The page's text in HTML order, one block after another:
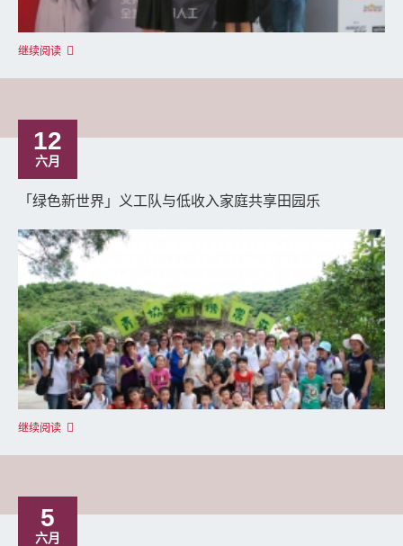
继续阅读
12
六月
「绿色新世界」义工队与低收入家庭共享田园乐
继续阅读
5
六月